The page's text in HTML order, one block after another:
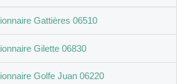
Gattières 06510
Gilette 06830
Golfe Juan 06220